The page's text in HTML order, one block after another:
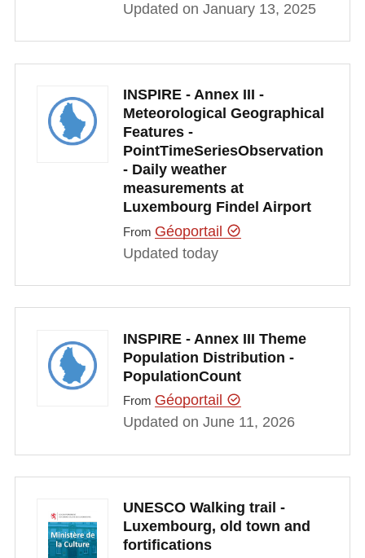
Updated on January 13, 2025
INSPIRE - Annex III -
Meteorological Geographical
Features -
PointTimeSeriesObservation
- Daily weather
measurements at
Luxembourg Findel Airport
From Géoportail
Updated today
INSPIRE - Annex III Theme
Population Distribution -
PopulationCount
From Géoportail
Updated on June 11, 2026
UNESCO Walking trail -
Luxembourg, old town and
fortifications